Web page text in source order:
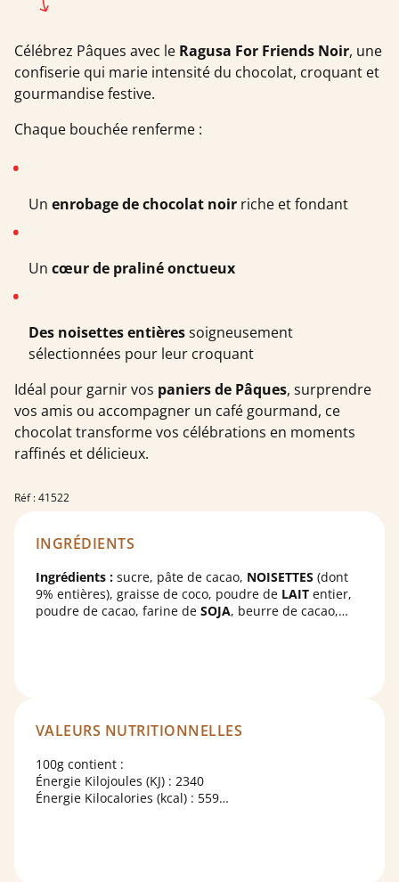
Célébrez Pâques avec le Ragusa For Friends Noir, une
confiserie qui marie intensité du chocolat, croquant et
gourmandise festive.
Chaque bouchée renferme :
Un enrobage de chocolat noir riche et fondant
Un cœur de praliné onctueux
Des noisettes entièressoigneusement
sélectionnées pour leur croquant
Idéal pour garnir vos paniers de Pâques, surprendre
vos amis ou accompagner un café gourmand, ce
chocolat transforme vos célébrations en moments
raffinés et délicieux.
Réf : 41522
INGRÉDIENTS
Ingrédients : sucre, pâte de cacao, NOISETTES (dont
9% entières), graisse de coco, poudre de LAIT entier,
poudre de cacao, farine de SOJA, beurre de cacao,
VALEURS NUTRITIONNELLES
100g contient :
Énergie Kilojoules (KJ) : 2340
Énergie Kilocalories (kcal) : 559